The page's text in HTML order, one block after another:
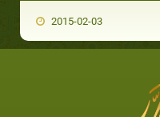
2015-02-03